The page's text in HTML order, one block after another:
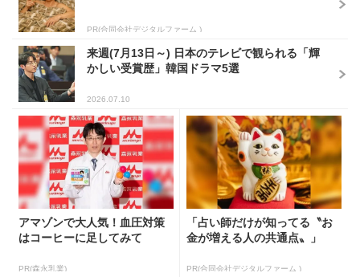
PR(合同会社デジタルファーム )
来週(7月13日～) 日本のテレビで観られる「輝
かしい受賞歴」韓国ドラマ5選
2026.07.10
アマゾンで大人気！血圧対策
はコーヒーに足してみて
PR(森永乳業)
「占い師だけが知ってる〝お
金が増える人の共通点〟」
PR(合同会社デジタルファーム )